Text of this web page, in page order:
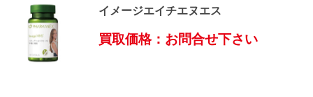
イメージエイチエヌエス
買取価格：お問合せ下さい